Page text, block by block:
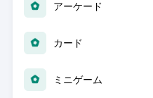
アーケード
カード
ミニゲーム